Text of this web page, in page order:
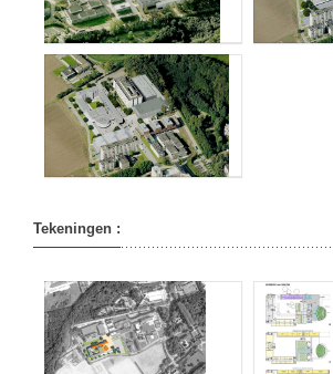
Tekeningen :